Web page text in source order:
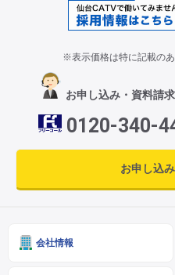
※表示価格は特に記載の
お申し込み・資料請
0120-340-
お申し込
会社情報